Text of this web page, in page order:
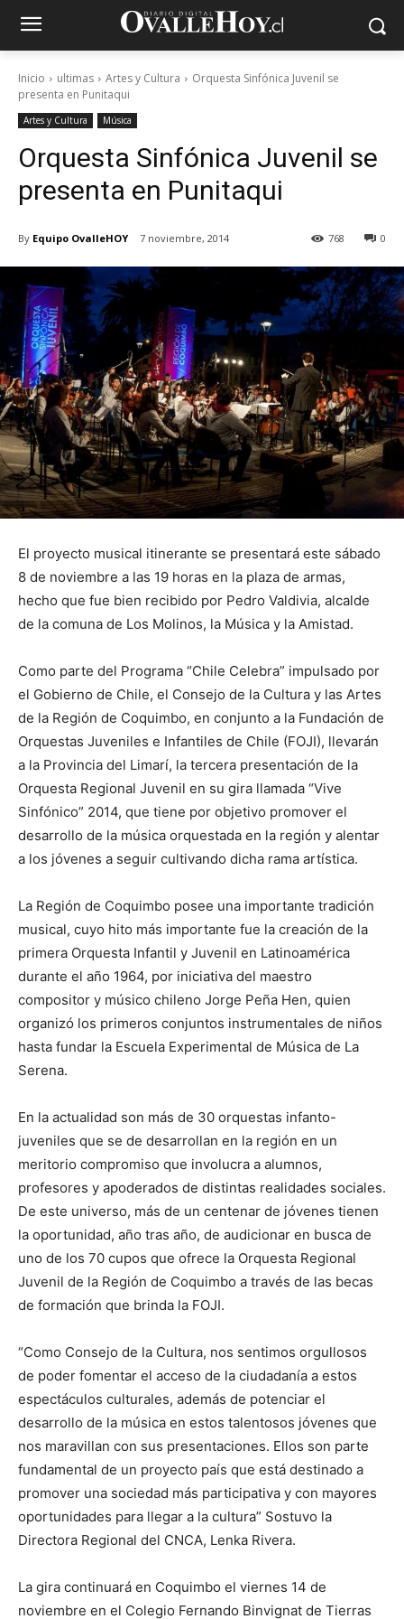
Inicio ultimas Artes y Cultura
Orquesta Sinfónica Juvenil se
presenta en Punitaqui
Artes y Cultura Música
Orquesta Sinfónica Juvenil se
presenta en Punitaqui
By Equipo OvalleHOY 7 noviembre, 2014 0
768
El proyecto musical itinerante se presentará este sábado
8 de noviembre a las 19 horas en la plaza de armas,
hecho que fue bien recibido por Pedro Valdivia, alcalde
de la comuna de Los Molinos, la Música y la Amistad.
Como parte del Programa “Chile Celebra” impulsado por
el Gobierno de Chile, el Consejo de la Cultura y las Artes
de la Región de Coquimbo, en conjunto a la Fundación de
Orquestas Juveniles e Infantiles de Chile (FOJI), llevarán
a la Provincia del Limarí, la tercera presentación de la
Orquesta Regional Juvenil en su gira llamada “Vive
Sinfónico” 2014, que tiene por objetivo promover el
desarrollo de la música orquestada en la región y alentar
a los jóvenes a seguir cultivando dicha rama artística.
La Región de Coquimbo posee una importante tradición
musical, cuyo hito más importante fue la creación de la
primera Orquesta Infantil y Juvenil en Latinoamérica
durante el año 1964, por iniciativa del maestro
compositor y músico chileno Jorge Peña Hen, quien
organizó los primeros conjuntos instrumentales de niños
hasta fundar la Escuela Experimental de Música de La
Serena.
En la actualidad son más de 30 orquestas infanto-
juveniles que se de desarrollan en la región en un
meritorio compromiso que involucra a alumnos,
profesores y apoderados de distintas realidades sociales.
De este universo, más de un centenar de jóvenes tienen
la oportunidad, año tras año, de audicionar en busca de
uno de los 70 cupos que ofrece la Orquesta Regional
Juvenil de la Región de Coquimbo a través de las becas
de formación que brinda la FOJI.
“Como Consejo de la Cultura, nos sentimos orgullosos
de poder fomentar el acceso de la ciudadanía a estos
espectáculos culturales, además de potenciar el
desarrollo de la música en estos talentosos jóvenes que
nos maravillan con sus presentaciones. Ellos son parte
fundamental de un proyecto país que está destinado a
promover una sociedad más participativa y con mayores
oportunidades para llegar a la cultura” Sostuvo la
Directora Regional del CNCA, Lenka Rivera.
La gira continuará en Coquimbo el viernes 14 de
noviembre en el Colegio Fernando Binvignat de Tierras